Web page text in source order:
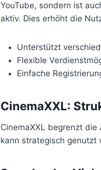
YouTube, sondern ist
aktiv. Dies erhöht die
Unterstützt
Flexible
Einfache
CinemaXXL:
CinemaXXL begrenzt
kann strategisch